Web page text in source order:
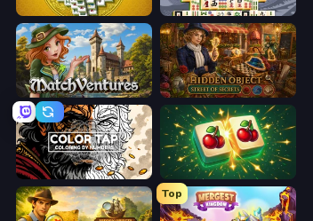
Mahjong Tower Mahjong Titans
MatchVentures Hidden Object: Street Of Secrets
Color Tap: Coloring by Numbers Mahjong Puzzle: Tile Match
Top